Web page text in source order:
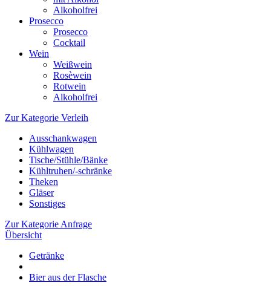
Alkoholfrei
Prosecco
Prosecco
Cocktail
Wein
Weißwein
Rosèwein
Rotwein
Alkoholfrei
Zur Kategorie Verleih
Ausschankwagen
Kühlwagen
Tische/Stühle/Bänke
Kühltruhen/-schränke
Theken
Gläser
Sonstiges
Zur Kategorie Anfrage
Übersicht
Getränke
Bier aus der Flasche